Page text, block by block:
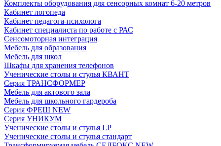
Комплекты оборудования для сенсорных комнат 6-20 метров
Кабинет логопеда
Кабинет педагога-психолога
Кабинет специалиста по работе с РАС
Сенсомоторная интеграция
Мебель для образования
Мебель для школ
Шкафы для хранения телефонов
Ученические столы и стулья КВАНТ
Серия ТРАНСФОРМЕР
Мебель для актового зала
Мебель для школьного гардероба
Серия ФРЕШ NEW
Серия УНИКУМ
Ученические столы и стулья LP
Ученические столы и стулья стандарт